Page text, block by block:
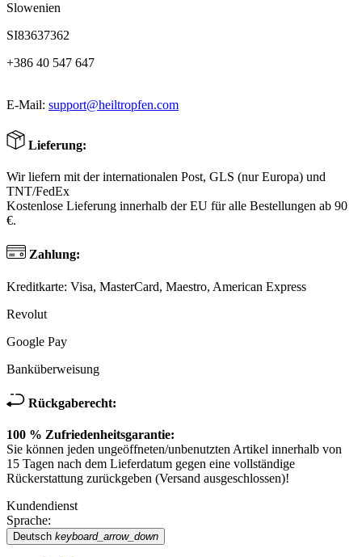
Slowenien
SI83637362
+386 40 547 647
E-Mail: support@heiltropfen.com
Lieferung:
Wir liefern mit der internationalen Post, GLS (nur Europa) und
TNT/FedEx
Kostenlose Lieferung innerhalb der EU für alle Bestellungen ab 90
€.
Zahlung:
Kreditkarte: Visa, MasterCard, Maestro, American Express
Revolut
Google Pay
Banküberweisung
Rückgaberecht:
100 % Zufriedenheitsgarantie:
Sie können jeden ungeöffneten/unbenutzten Artikel innerhalb von
15 Tagen nach dem Lieferdatum gegen eine vollständige
Rückerstattung zurückgeben (Versand ausgeschlossen)!
Kundendienst
Sprache:
Deutsch keyboard_arrow_down